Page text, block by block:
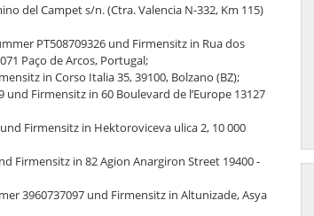
del Campet s/n. (Ctra. Valencia N-332, Km 115)
PT508709326 und Firmensitz in Rua dos
Paço de Arcos, Portugal;
in Corso Italia 35, 39100, Bolzano (BZ);
Firmensitz in 60 Boulevard de l’Europe 13127
Firmensitz in Hektoroviceva ulica 2, 10 000
Firmensitz in 82 Agion Anargiron Street 19400 -
3960737097 und Firmensitz in Altunizade, Asya